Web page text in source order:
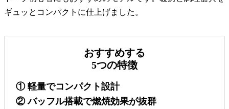
ギュッとコンパクトに仕上げました。
おすすめする
5つの特徴
① 軽量でコンパクト設計
② バッフル搭載で燃焼効果が抜群